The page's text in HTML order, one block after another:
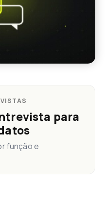
para
função e